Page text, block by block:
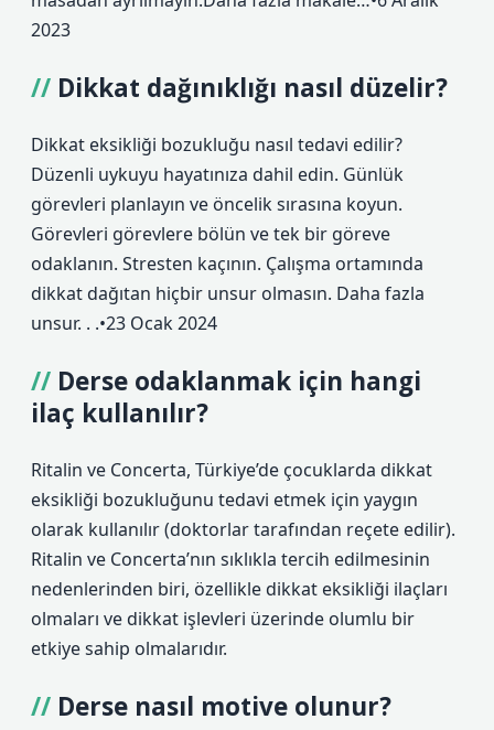
2023
Dikkat dağınıklığı nasıl düzelir?
Dikkat eksikliği bozukluğu nasıl tedavi edilir?
Düzenli uykuyu hayatınıza dahil edin. Günlük
görevleri planlayın ve öncelik sırasına koyun.
Görevleri görevlere bölün ve tek bir göreve
odaklanın. Stresten kaçının. Çalışma ortamında
dikkat dağıtan hiçbir unsur olmasın. Daha fazla
unsur. . .•23 Ocak 2024
Derse odaklanmak için hangi
ilaç kullanılır?
Ritalin ve Concerta, Türkiye’de çocuklarda dikkat
eksikliği bozukluğunu tedavi etmek için yaygın
olarak kullanılır (doktorlar tarafından reçete edilir).
Ritalin ve Concerta’nın sıklıkla tercih edilmesinin
nedenlerinden biri, özellikle dikkat eksikliği ilaçları
olmaları ve dikkat işlevleri üzerinde olumlu bir
etkiye sahip olmalarıdır.
Derse nasıl motive olunur?